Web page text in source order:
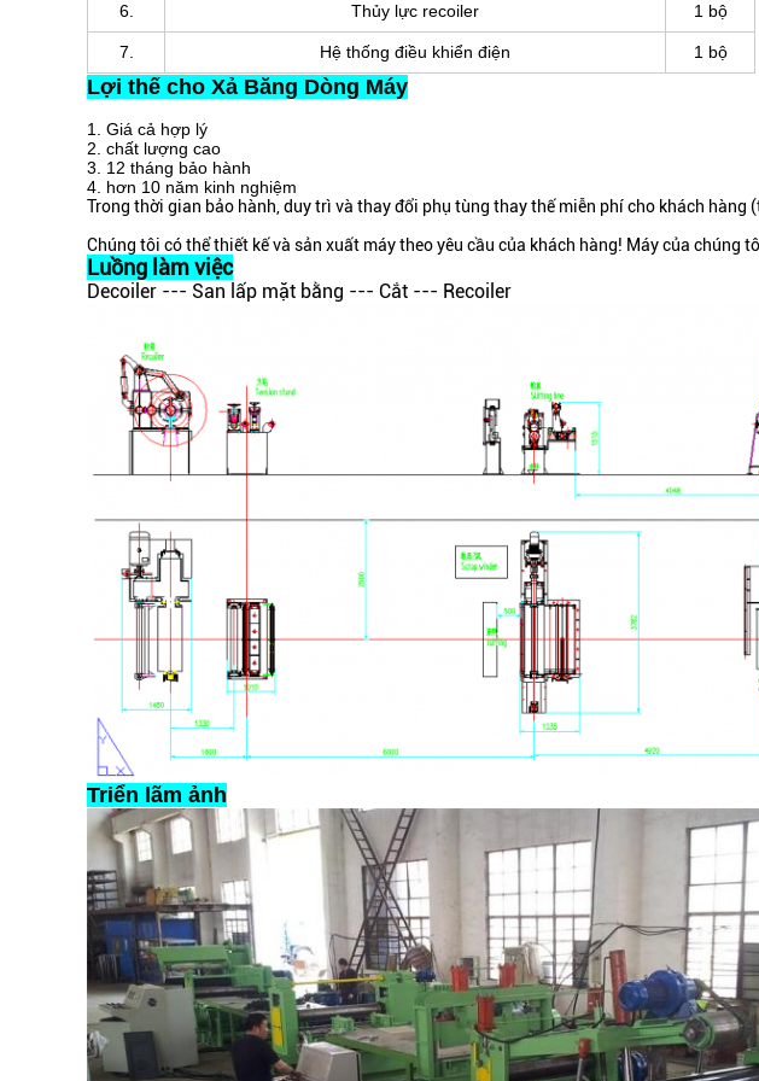
6. Thủy lực recoiler 1 bộ
7. Hệ thống điều khiển điện 1 bộ
Lợi thế cho Xả Băng Dòng Máy
1. Giá cả hợp lý
2. chất lượng cao
3. 12 tháng bảo hành
4. hơn 10 năm kinh nghiệm
Trong thời gian bảo hành, duy trì và thay đổi phụ tùng thay thế miễn phí cho khách
Chúng tôi có thể thiết kế và sản xuất máy theo yêu cầu của khách hàng! Máy của chúng
Luồng làm việc
Decoiler --- San lấp mặt bằng --- Cắt --- Recoiler
Triển lãm ảnh